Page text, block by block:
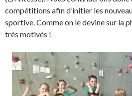
compétitions afin d’initier les
sportive. Comme on le devine sur la
très motivés !